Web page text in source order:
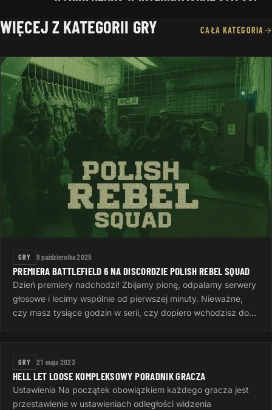
WIĘCEJ Z KATEGORII GRY CAŁA KATEGORIA
GRY 9 października 2025
PREMIERA BATTLEFIELD 6 NA DISCORDZIE POLISH REBEL SQUAD
Dzień premiery nadchodzi! Zbijamy pionę, odpalamy serwery
głosowe i lecimy wspólnie od pierwszej minuty. Nieważne,
czy masz tysiące godzin w serii, czy dopiero wchodzisz do
GRY 21 maja 2023
HELL LET LOOSE KOMPLEKSOWY PORADNIK GRACZA
Ustawienia Na początek obowiązkiem każdego gracza jest
przestawienie w ustawieniach odległości widzenia